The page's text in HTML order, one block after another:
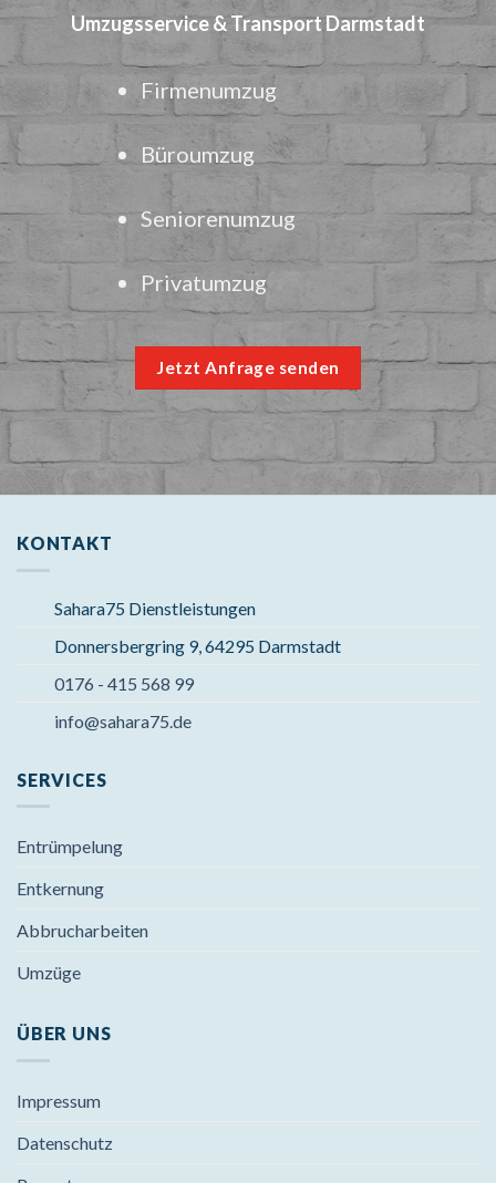
Umzugsservice & Transport Darmstadt
Firmenumzug
Büroumzug
Seniorenumzug
Privatumzug
Jetzt Anfrage senden
KONTAKT
Sahara75 Dienstleistungen
Donnersbergring 9, 64295 Darmstadt
0176 - 415 568 99
info@sahara75.de
SERVICES
Entrümpelung
Entkernung
Abbrucharbeiten
Umzüge
ÜBER UNS
Impressum
Datenschutz